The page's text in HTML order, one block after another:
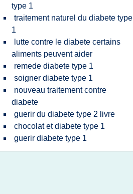
type 1
traitement naturel du diabete type
1
lutte contre le diabete certains
aliments peuvent aider
remede diabete type 1
soigner diabete type 1
nouveau traitement contre
diabete
guerir du diabete type 2 livre
chocolat et diabete type 1
guerir diabete type 1